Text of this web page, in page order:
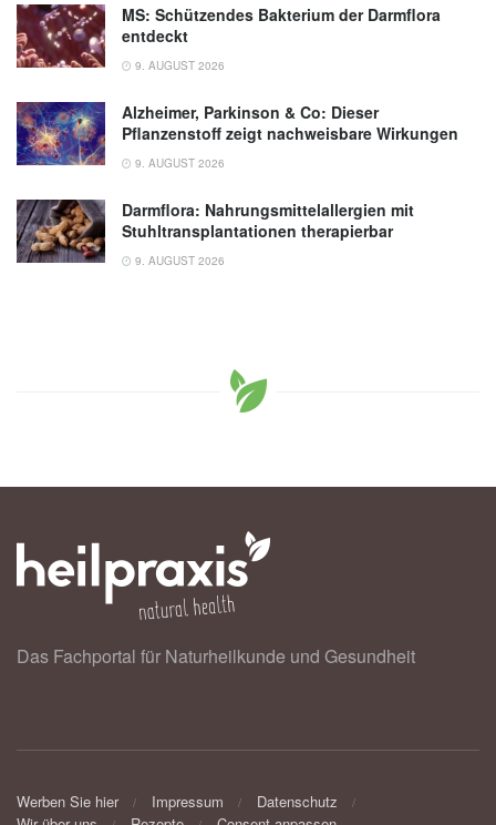
MS: Schützendes Bakterium der Darmflora
entdeckt
9. AUGUST 2026
Alzheimer, Parkinson & Co: Dieser
Pflanzenstoff zeigt nachweisbare Wirkungen
9. AUGUST 2026
Darmflora: Nahrungsmittelallergien mit
Stuhltransplantationen therapierbar
9. AUGUST 2026
Das Fachportal für Naturheilkunde und Gesundheit
Werben Sie hier Impressum
Datenschutz